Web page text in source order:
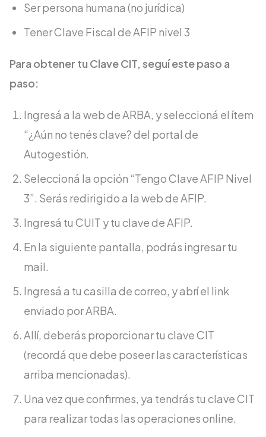
Ser persona humana (no jurídica)
Tener Clave Fiscal de AFIP nivel 3
Para obtener tu Clave CIT, seguí este paso a
paso:
Ingresá a la web de ARBA, y seleccioná el ítem
“¿Aún no tenés clave? del portal de
Autogestión.
Seleccioná la opción “Tengo Clave AFIP Nivel
3”. Serás redirigido a la web de AFIP.
Ingresá tu CUIT y tu clave de AFIP.
En la siguiente pantalla, podrás ingresar tu
mail.
Ingresá a tu casilla de correo, y abrí el link
enviado por ARBA.
Allí, deberás proporcionar tu clave CIT
(recordá que debe poseer las características
arriba mencionadas).
Una vez que confirmes, ya tendrás tu clave CIT
para realizar todas las operaciones online.